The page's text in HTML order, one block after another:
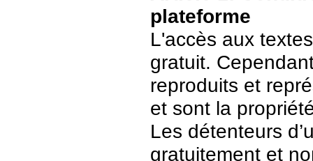
plateforme
L'accès aux
gratuit.
reproduits et
et sont la
Les détenteurs
gratuitement et